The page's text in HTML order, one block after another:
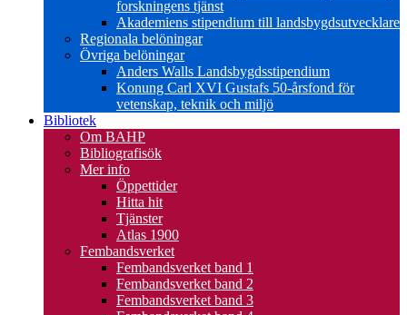
forskningens tjänst
Akademiens stipendium till landsbygdsutvecklare
Regionala belöningar
Övriga belöningar
Anders Walls Landsbygdsstipendium
Konung Carl XVI Gustafs 50-årsfond för
vetenskap, teknik och miljö
Bibliotek
Om BAHP
Bibliografisök
Mer info
Öppettider
Hitta hit
Tjänster
Atlas 1900
Fembandsverket
Fembandsverket band 1
Fembandsverket band 2
Fembandsverket band 3